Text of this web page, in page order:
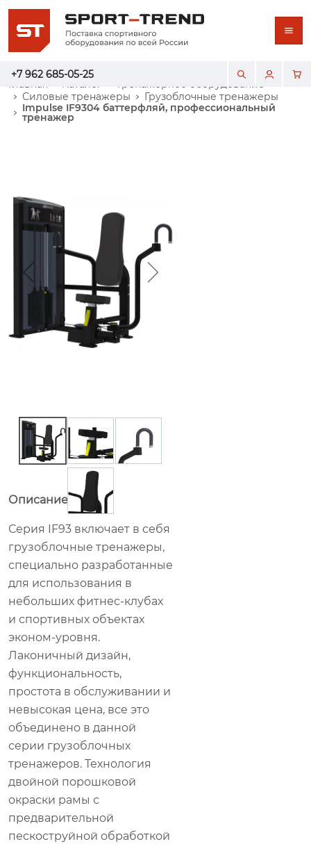
+7 962 685-05-25
Главная Каталог
Тренажерное оборудование
Силовые тренажеры
Грузоблочные тренажеры
Impulse IF9304 баттерфляй, профессиональный
тренажер
Описание товара
Серия IF93 включает в себя
грузоблочные тренажеры,
специально разработанные
для использования в
небольших фитнес-клубах
и спортивных объектах
эконом-уровня.
Лаконичный дизайн,
функциональность,
простота в обслуживании и
невысокая цена, все это
объединено в данной
серии грузоблочных
тренажеров. Технология
двойной порошковой
окраски рамы с
предварительной
пескоструйной обработкой